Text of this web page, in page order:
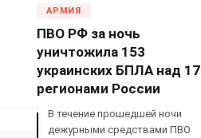
АРМИЯ
ПВО РФ за ночь
уничтожила 153
украинских БПЛА над 17
регионами России
В течение прошедшей ночи
дежурными средствами ПВО